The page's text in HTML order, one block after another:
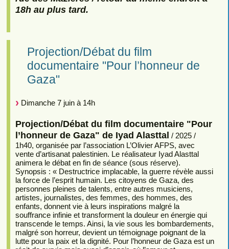
18h au plus tard.
Projection/Débat du film
documentaire "Pour l’honneur de
Gaza"
Dimanche 7 juin à 14h
Projection/Débat du film documentaire "Pour
l’honneur de Gaza" de Iyad Alasttal / 2025 /
1h40, organisée par l’association L’Olivier AFPS, avec
vente d’artisanat palestinien. Le réalisateur Iyad Alasttal
animera le débat en fin de séance (sous réserve).
Synopsis : « Destructrice implacable, la guerre révèle aussi
la force de l’esprit humain. Les citoyens de Gaza, des
personnes pleines de talents, entre autres musiciens,
artistes, journalistes, des femmes, des hommes, des
enfants, donnent vie à leurs inspirations malgré la
souffrance infinie et transforment la douleur en énergie qui
transcende le temps. Ainsi, la vie sous les bombardements,
malgré son horreur, devient un témoignage poignant de la
lutte pour la paix et la dignité. Pour l’honneur de Gaza est un